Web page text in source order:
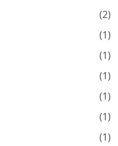
(2)
(1)
(1)
(1)
(1)
(1)
(1)